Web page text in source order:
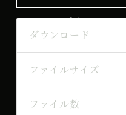
ダウンロー
ダウンロード
ファイルサイズ
ファイル数